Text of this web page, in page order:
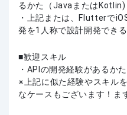
るかた（JavaまたはKotlin)
・上記または、Flutterで
発を1人称で設計開発でき
歓迎スキル
・APIの開発経験があるかた
上記に似た経験やスキル
なケースもございます！ま